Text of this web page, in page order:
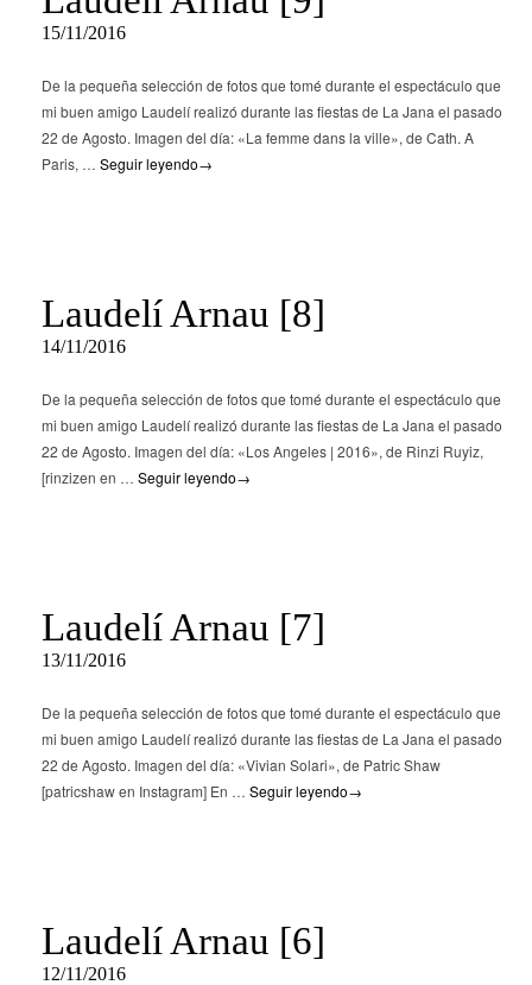
15/11/2016
De la pequeña selección de fotos que tomé durante el espectáculo que
mi buen amigo Laudelí realizó durante las fiestas de La Jana el pasado
22 de Agosto. Imagen del día: «La femme dans la ville», de Cath. A
Paris, … Seguir leyendo→
Laudelí Arnau [8]
14/11/2016
De la pequeña selección de fotos que tomé durante el espectáculo que
mi buen amigo Laudelí realizó durante las fiestas de La Jana el pasado
22 de Agosto. Imagen del día: «Los Angeles | 2016», de Rinzi Ruyiz,
[rinzizen en … Seguir leyendo→
Laudelí Arnau [7]
13/11/2016
De la pequeña selección de fotos que tomé durante el espectáculo que
mi buen amigo Laudelí realizó durante las fiestas de La Jana el pasado
22 de Agosto. Imagen del día: «Vivian Solari», de Patric Shaw
[patricshaw en Instagram] En … Seguir leyendo→
Laudelí Arnau [6]
12/11/2016